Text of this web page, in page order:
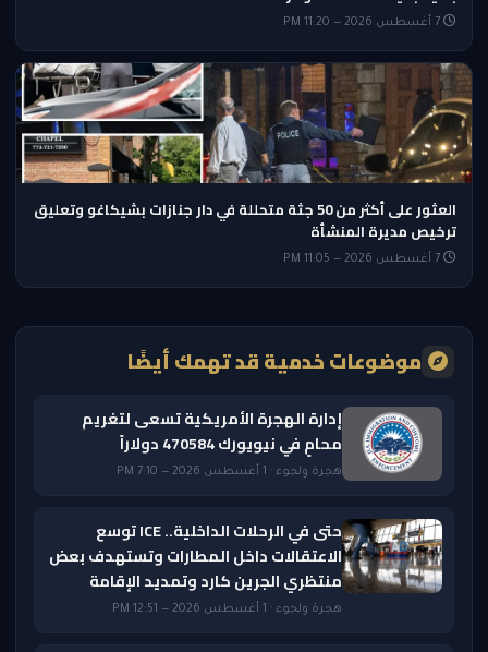
العثور على أكثر من 50 جثة متحللة في دار جنازات بشيكاغو وتعليق
ترخيص مديرة المنشأة
موضوعات خدمية قد تهمك أيضًا
إدارة الهجرة الأمريكية تسعى لتغريم
محامٍ في نيويورك 470584 دولاراً
هجرة ولجوء · 1 أغسطس 2026 — 7:10 PM
حتى في الرحلات الداخلية.. ICE توسع
الاعتقالات داخل المطارات وتستهدف بعض
منتظري الجرين كارد وتمديد الإقامة
هجرة ولجوء · 1 أغسطس 2026 — 12:51 PM